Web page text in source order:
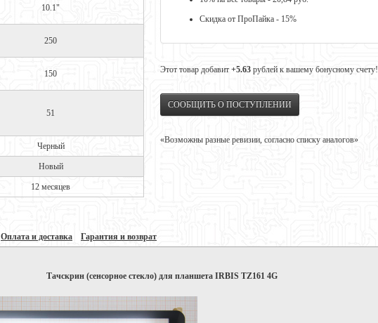
10.1"
250
150
51
Черный
Новый
12 месяцев
Скидка от ПроПайка - 15%
Этот товар добавит +5.63 рублей к вашему бонусному счету!
СООБЩИТЬ О ПОСТУПЛЕНИИ
«Возможны разные ревизии, согласно списку аналогов»
Оплата и доставка Гарантия и возврат
Тачскрин (сенсорное стекло) для планшета IRBIS TZ161 4G